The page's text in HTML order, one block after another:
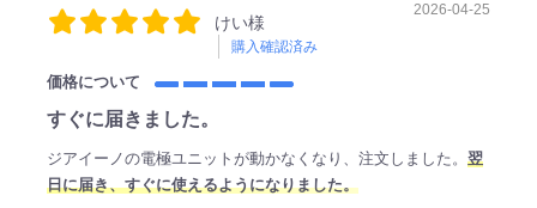
けい様
購入確認済み
2026-04-25
価格について
すぐに届きました。
ジアイーノの電極ユニットが動かなくなり、注文しました。 翌
日に届き、すぐに使えるようになりました。